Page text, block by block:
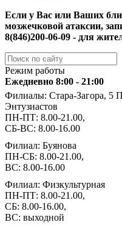
Если у Вас или Ваших
мозжечковой атаксии,
8(846)200-06-09 - для
Режим работы
Ежедневно 8:00 - 21:00
Филиалы: Стара-Загора, 5
Энтузиастов
ПН-ПТ: 8.00-21.00,
СБ-ВС: 8.00-16.00
Филиал: Буянова
ПН-СБ: 8.00-21.00,
ВС: 8.00-16.00
Филиал: Физкультурная
ПН-ПТ: 8.00-21.00,
СБ: 8.00-16.00,
ВС: выходной